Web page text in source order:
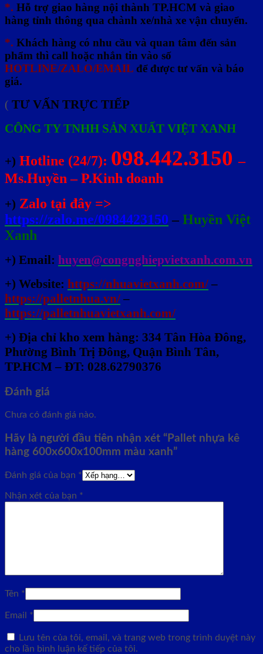
*. Hỗ trợ giao hàng nội thành TP.HCM và giao
hàng tỉnh thông qua chành xe/nhà xe vận chuyển.
*. Khách hàng có nhu cầu và quan tâm đến sản
phẩm thì call hoặc nhắn tin vào số
HOTLINE/ZALO/EMAIL để được tư vấn và báo
giá.
( TƯ VẤN TRỰC TIẾP
CÔNG TY TNHH SẢN XUẤT VIỆT XANH
+) Hotline (24/7): 098.442.3150–
Ms.Huyền – P.Kinh doanh
+) Zalo tại đây =>
https://zalo.me/0984423150 –Huyền Việt
Xanh
+) Email: huyen@congnghiepvietxanh.com.vn
+) Website: https://nhuavietxanh.com/ –
https://palletnhua.vn/ –
https://palletnhuavietxanh.com/
+) Địa chỉ kho xem hàng: 334 Tân Hòa Đông,
Phường Bình Trị Đông, Quận Bình Tân,
TP.HCM – ĐT: 028.62790376
Đánh giá
Chưa có đánh giá nào.
Hãy là người đầu tiên nhận xét “Pallet nhựa kê
hàng 600x600x100mm màu xanh”
Đánh giá của bạn *
Nhận xét của bạn *
Tên *
Email *
Lưu tên của tôi, email, và trang web trong trình duyệt này
cho lần bình luận kế tiếp của tôi.